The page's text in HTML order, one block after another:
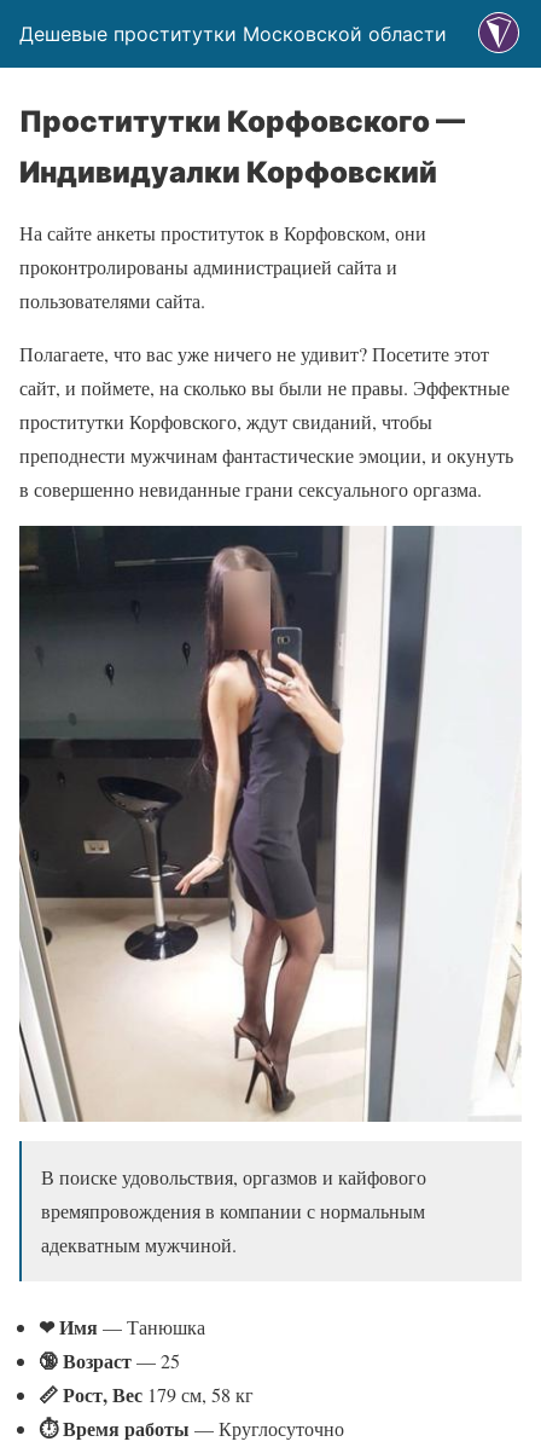
Дешевые проститутки Московской области
Проститутки Корфовского —
Индивидуалки Корфовский
На сайте анкеты проституток в Корфовском, они
проконтролированы администрацией сайта и
пользователями сайта.
Полагаете, что вас уже ничего не удивит? Посетите этот
сайт, и поймете, на сколько вы были не правы. Эффектные
проститутки Корфовского, ждут свиданий, чтобы
преподнести мужчинам фантастические эмоции, и окунуть
в совершенно невиданные грани сексуального оргазма.
В поиске удовольствия, оргазмов и кайфового
времяпровождения в компании с нормальным
адекватным мужчиной.
❤ Имя— Танюшка
🔞 Возраст— 25
📏 Рост, Вес 179 см, 58 кг
⏱ Время работы — Круглосуточно